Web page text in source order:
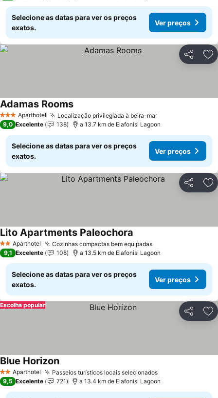
Selecione as datas para ver os preços
exatos.
Ver preços
Partilhar
3 EstrelasAparthotel Localização privilegiada à beira-marVer preços
Adamas RoomsVer preços
9,0 Excelente 138 a 13.7 km de Elafonisi Lagoon
Selecione as datas para ver os preços
exatos.
Ver preços
Partilhar
2 EstrelasAparthotel Cozinhas compactas bem equipadasVer preços
Lito Apartments Paleochora
9,1 Excelente 108 a 13.5 km de Elafonisi Lagoon
Selecione as datas para ver os preços
exatos.
Ver preços
Partilhar
Escolha popular
2 EstrelasAparthotel Passeios turísticos locais selecionadosVer preços
Blue HorizonVer preços
9,5 Excelente 721 a 13.4 km de Elafonisi Lagoon